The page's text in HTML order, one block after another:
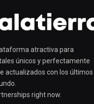
atractiva para
únicos y perfectamente
actualizados con los últimos
right now.